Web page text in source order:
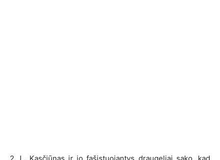
2. L. Kasčiūnas ir jo fašistuojantys draugeliai sako, kad